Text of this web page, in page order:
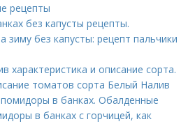
рецепты
без капусты рецепты.
зиму без капусты: рецепт пальчики
характеристика и описание сорта.
томатов сорта Белый Налив
в банках. Обалденные
в банках с горчицей, как